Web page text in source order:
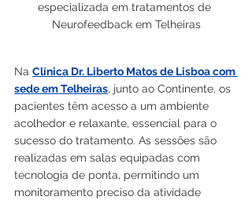
especializada em tratamentos de
Neurofeedback em Telheiras
Na Clínica Dr. Liberto Matos de Lisboa com
sede em Telheiras, junto ao Continente, os
pacientes têm acesso a um ambiente
acolhedor e relaxante, essencial para o
sucesso do tratamento. As sessões são
realizadas em salas equipadas com
tecnologia de ponta, permitindo um
monitoramento preciso da atividade